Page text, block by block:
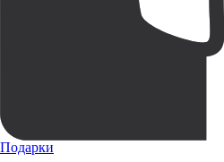
Подарки